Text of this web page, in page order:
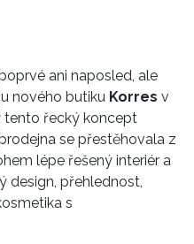
ani naposled, ale
nového butiku Korres v
řecký koncept
se přestěhovala z
lépe řešený interiér a
design, přehlednost,
s